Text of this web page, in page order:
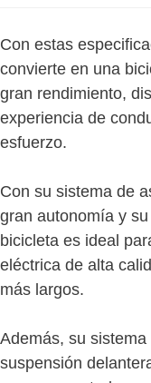
Con estas
convierte en una
gran rendimiento,
experiencia de
esfuerzo.
Con su sistema de
gran autonomía y
bicicleta es ideal
eléctrica de alta
más largos.
Además, su
suspensión